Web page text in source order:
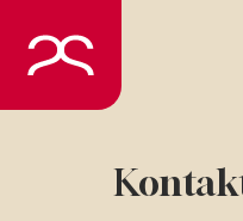
indhold